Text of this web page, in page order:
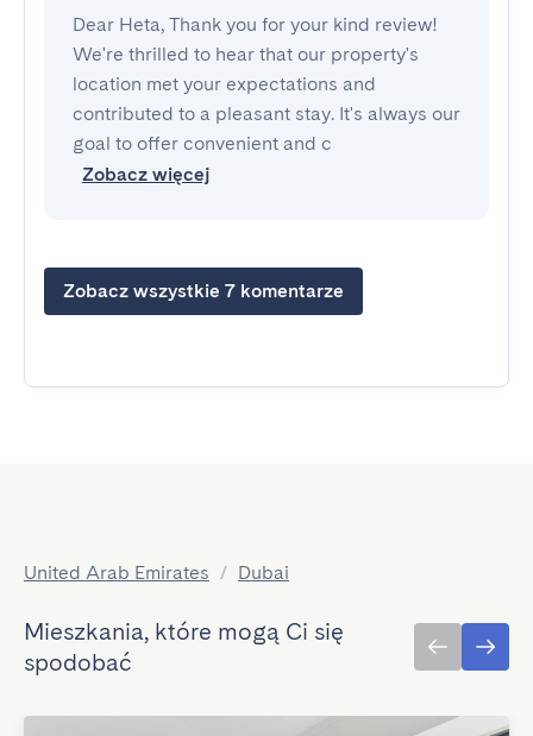
Dear Heta, Thank you for your kind review!
We're thrilled to hear that our property's
location met your expectations and
contributed to a pleasant stay. It's always our
goal to offer convenient and c
Zobacz więcej
Zobacz wszystkie 7 komentarze
United Arab Emirates / Dubai
Mieszkania, które mogą Ci się
spodobać